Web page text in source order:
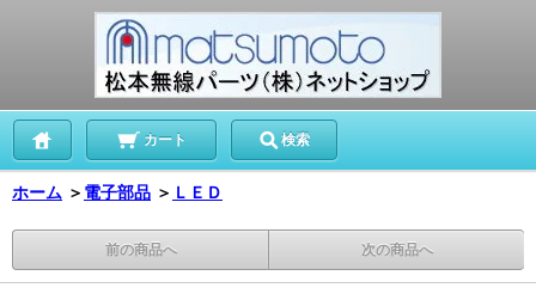
カート 検索
ホーム ＞ 電子部品 ＞ ＬＥＤ
前の商品へ 次の商品へ